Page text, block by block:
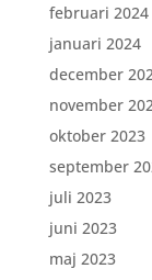
februari 2024
januari 2024
december
november
oktober 2023
september
juli 2023
juni 2023
maj 2023